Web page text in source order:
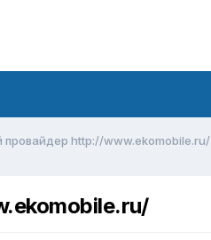
http://www.ekomobile.ru/